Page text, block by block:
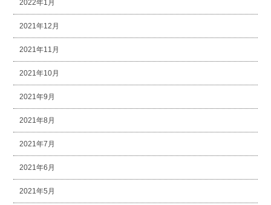
2022年1月
2021年12月
2021年11月
2021年10月
2021年9月
2021年8月
2021年7月
2021年6月
2021年5月